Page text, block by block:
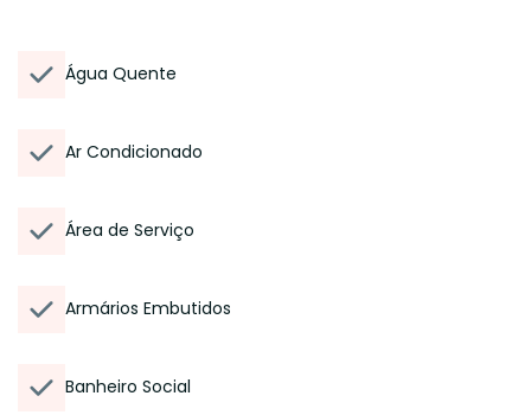
Água Quente
Ar Condicionado
Área de Serviço
Armários Embutidos
Banheiro Social